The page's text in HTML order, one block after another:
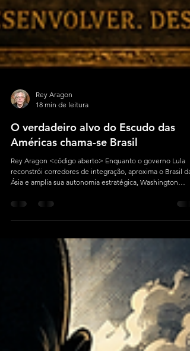
Rey Aragon
18 min de leitura
O verdadeiro alvo do Escudo das
Américas chama-se Brasil
Rey Aragon <código aberto> Enquanto o governo Lula
Ásia e amplia sua autonomia estratégica, Washington
reorganiza uma arquitetura de segurança sobre as
rotas pelas quais o país pretende transformar sua
em poder nacional.